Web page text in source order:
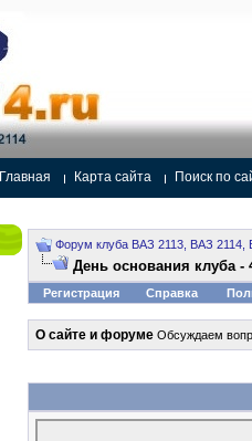
Главная Карта сайта Поиск по
Форум клуба ВАЗ 2113, ВАЗ 2114,
День основания клуба -
Регистрация Справка
О сайте и форуме Обсуждаем